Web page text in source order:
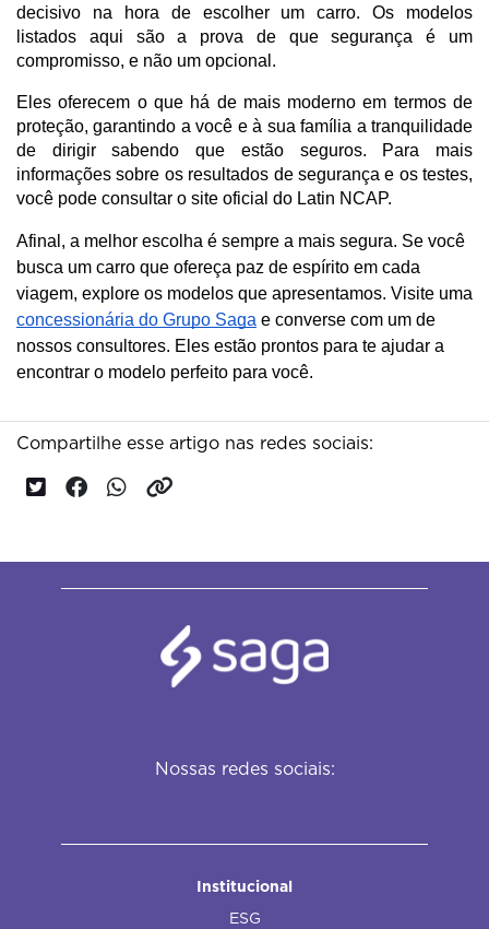
decisivo na hora de escolher um carro. Os modelos
listados aqui são a prova de que segurança é um
compromisso, e não um opcional.
Eles oferecem o que há de mais moderno em termos de
proteção, garantindo a você e à sua família a tranquilidade
de dirigir sabendo que estão seguros. Para mais
informações sobre os resultados de segurança e os testes,
você pode consultar o site oficial do Latin NCAP.
Afinal, a melhor escolha é sempre a mais segura. Se você
busca um carro que ofereça paz de espírito em cada
viagem, explore os modelos que apresentamos. Visite uma
concessionária do Grupo Saga e converse com um de
nossos consultores. Eles estão prontos para te ajudar a
encontrar o modelo perfeito para você.
Compartilhe esse artigo nas redes sociais:
Nossas redes sociais:
Institucional
ESG